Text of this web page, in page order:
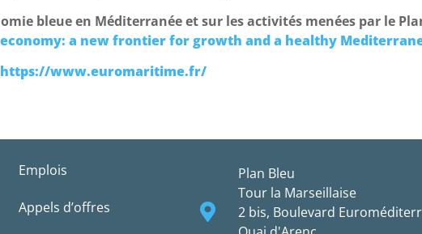
bleue en Méditerranée et sur les activités menées par le
a new frontier for growth and a healthy
https://www.euromaritime.fr/
Emplois
Appels d’offres
Plan Bleu
Tour la Marseillaise
2 bis, Boulevard